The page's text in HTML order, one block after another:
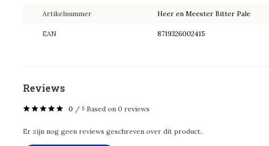
Artikelnummer Heer en Meester Bitter Pale
EAN 8719326002415
Reviews
0 / 5 Based on 0 reviews
Er zijn nog geen reviews geschreven over dit product..